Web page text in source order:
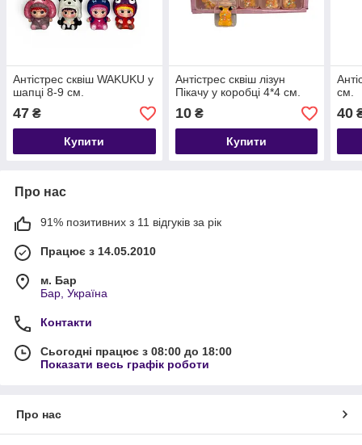
Антістрес сквіш WAKUKU у
шапці 8-9 см.
47 ₴
Купити
Антістрес сквіш лізун
Пікачу у коробці 4*4 см.
10₴
Купити
см.
40
Про нас
91% позитивних з 11 відгуків за рік
Працює з 14.05.2010
м. Бар
Бар, Україна
Контакти
Сьогодні працює з 08:00 до 18:00
Показати весь графік роботи
Про нас